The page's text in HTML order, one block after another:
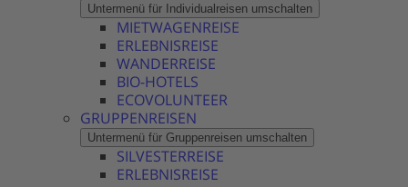
Untermenü für Individualreisen umschalten
MIETWAGENREISE
ERLEBNISREISE
WANDERREISE
BIO-HOTELS
ECOVOLUNTEER
GRUPPENREISEN
Untermenü für Gruppenreisen umschalten
SILVESTERREISE
ERLEBNISREISE